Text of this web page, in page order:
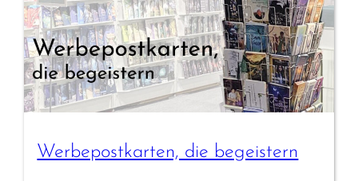
Werbepostkarten, die begeistern